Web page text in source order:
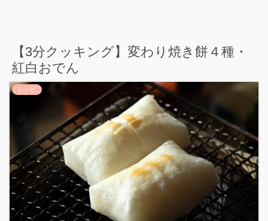
【3分クッキング】変わり焼き餅４種・
紅白おでん
レシピ